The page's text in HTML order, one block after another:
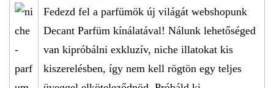
Fedezd fel a parfümök új világát webshopunk
Decant Parfüm kínálatával! Nálunk lehetőséged
van kipróbálni exkluzív, niche illatokat kis
kiszerelésben, így nem kell rögtön egy teljes